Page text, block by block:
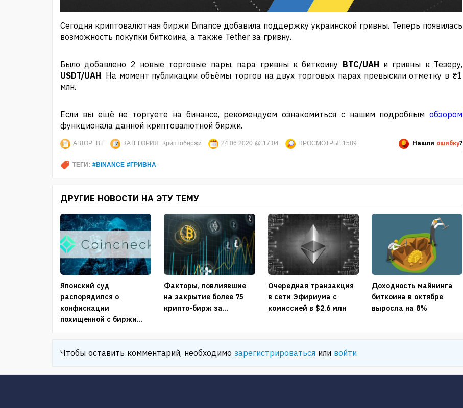
Сегодня криптовалютная биржи Binance добавила поддержку украинской гривны. Теперь появилась
возможность покупки биткоина, а также Tether за гривну.
Было добавлено 2 новые торговые пары, пара гривны к биткоину BTC/UAH и гривны к Тезеру,
USDT/UAH. На момент публикации объёмы торгов на двух торговых парах превысили отметку в ₴1
млн.
Если вы ещё не торгуете на бинансе, рекомендуем ознакомиться с нашим подробным обзором
функционала данной криптовалютной биржи.
АВТОР: BT КАТЕГОРИЯ: Криптобиржи 24.06.2020 @ 17:04 ПРОСМОТРЫ: 1589 Нашли ошибку?
ТЕГИ: #BINANCE #ГРИВНА
ДРУГИЕ НОВОСТИ НА ЭТУ ТЕМУ
Японский суд
распорядился о
конфискации
похищенной с биржи...
Факторы, повлиявшие
на закрытие более 75
крипто-бирж за...
Очередная транзакция
в сети Эфириума с
комиссией в $2.6 млн
Доходность майнинга
биткоина в октябре
выросла на 8%
Чтобы оставить комментарий, необходимо зарегистрироваться или войти